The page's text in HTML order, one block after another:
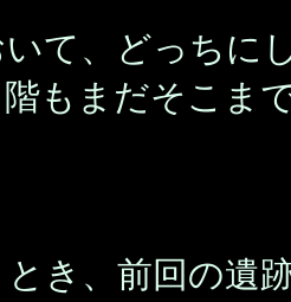
いて、どっちに
もまだそこま
き、前回の遺